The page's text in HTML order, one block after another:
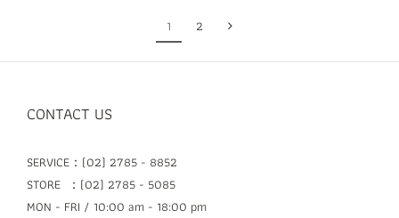
1 2
CONTACT US
SERVICE：(02) 2785 - 8852
STORE ：(02) 2785 - 5085
MON - FRI / 10:00 am - 18:00 pm